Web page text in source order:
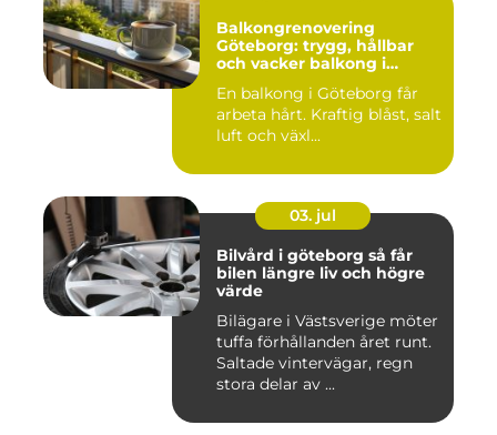
Balkongrenovering
Göteborg: trygg, hållbar
och vacker balkong i
En balkong i Göteborg får
arbeta hårt. Kraftig blåst, salt
luft och växl...
03. jul
Bilvård i göteborg så får
bilen längre liv och högre
värde
Bilägare i Västsverige möter
tuffa förhållanden året runt.
Saltade vintervägar, regn
stora delar av ...